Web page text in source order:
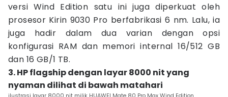
versi Wind Edition satu ini juga diperkuat oleh
prosesor Kirin 9030 Pro berfabrikasi 6 nm. Lalu, ia
juga hadir dalam dua varian dengan opsi
konfigurasi RAM dan memori internal 16/512 GB
dan 16 GB/1 TB.
3. HP flagship dengan layar 8000 nit yang
nyaman dilihat di bawah matahari